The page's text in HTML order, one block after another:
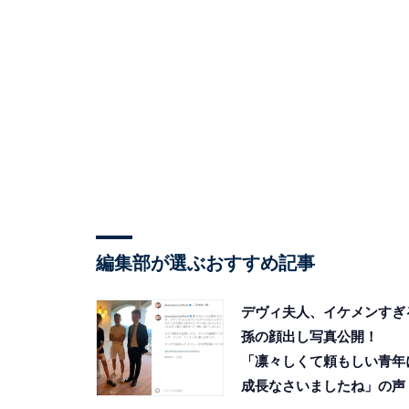
編集部が選ぶおすすめ記事
デヴィ夫人、イケメンすぎ
孫の顔出し写真公開！
「凛々しくて頼もしい青年
成長なさいましたね」の声